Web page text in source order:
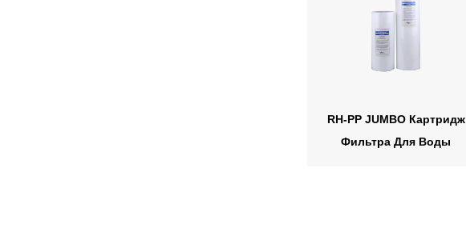
RH-PP JUMBO Картридж
Фильтра Для Воды